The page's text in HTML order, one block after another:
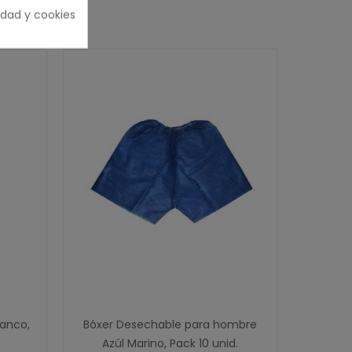
Bóxer Desechable para hombre
Azúl Marino, Pack 10 unid.
y cookies